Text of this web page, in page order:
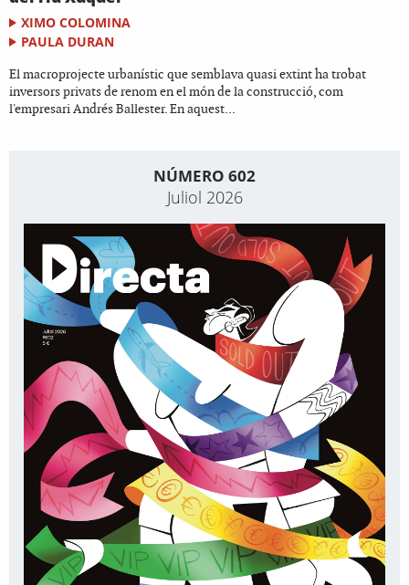
XIMO COLOMINA
PAULA DURAN
El macroprojecte urbanístic que semblava quasi extint ha trobat
inversors privats de renom en el món de la construcció, com
l'empresari Andrés Ballester. En aquest...
NÚMERO 602
Juliol 2026